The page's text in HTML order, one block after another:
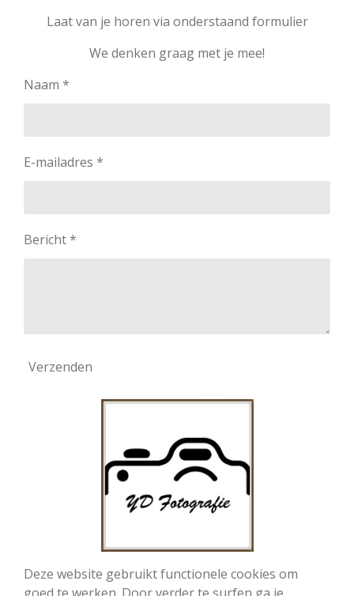
Laat van je horen via onderstaand formulier
We denken graag met je mee!
Naam *
E-mailadres *
Bericht *
Verzenden
Deze website gebruikt functionele cookies om